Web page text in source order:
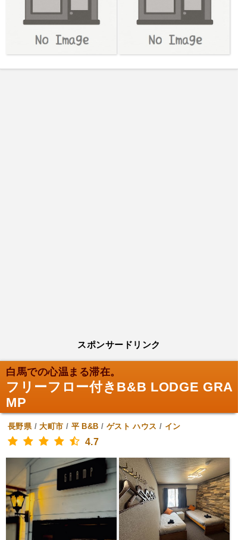
スポンサードリンク
白馬での心温まる滞在。
フリーフロー付きB&B LODGE GRA
MP
長野県/大町市 / 平 B&B / ゲスト ハウス / イン
4.7